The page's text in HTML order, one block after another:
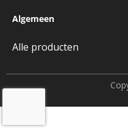
Algemeen
Alle producten